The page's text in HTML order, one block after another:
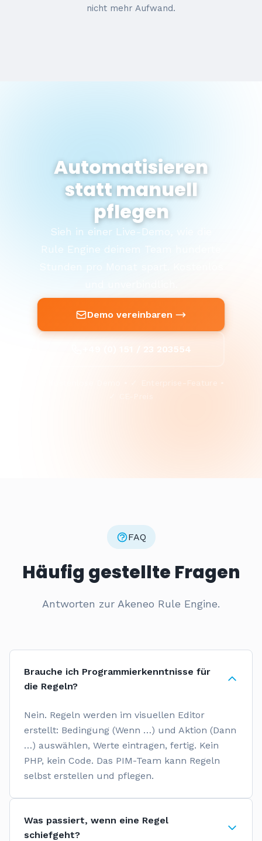
nicht mehr Aufwand.
Automatisieren
statt manuell
pflegen
Sieh in einer Live-Demo, wie die
Rule Engine deinem Team hunderte
Demo vereinbaren
+49 (0) 151 / 23 203554
FAQ
Häufig gestellte Fragen
Antworten zur Akeneo Rule Engine.
Brauche ich Programmierkenntnisse für
die Regeln?
Nein. Regeln werden im visuellen Editor
erstellt: Bedingung (Wenn …) und Aktion (Dann
…) auswählen, Werte eintragen, fertig. Kein
PHP, kein Code. Das PIM-Team kann Regeln
selbst erstellen und pflegen.
Was passiert, wenn eine Regel
schiefgeht?